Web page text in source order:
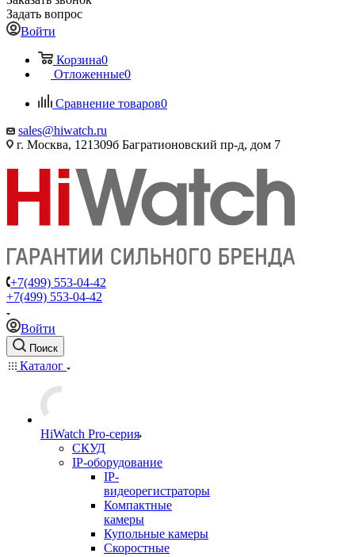
Задать вопрос
Войти
Корзина0
Отложенные0
Сравнение товаров0
sales@hiwatch.ru
г. Москва, 121309б Багратионовский пр-д, дом 7
+7(499) 553-04-42
+7(499) 553-04-42
Войти
Поиск
Каталог
HiWatch Pro-серия
CКУД
IP-оборудование
IP-
видеорегистраторы
Компактные
камеры
Купольные камеры
Скоростные